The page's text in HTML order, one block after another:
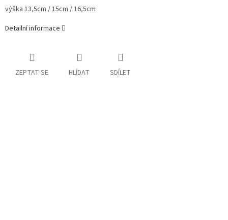
výška 13,5cm / 15cm / 16,5cm
Detailní informace
ZEPTAT SE HLÍDAT SDÍLET